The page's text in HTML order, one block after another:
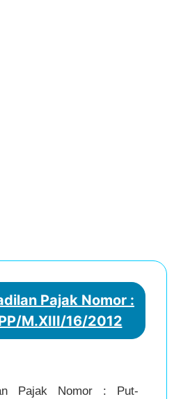
Pajak Nomor :
M.XIII/16/2012
Pajak Nomor : Put-